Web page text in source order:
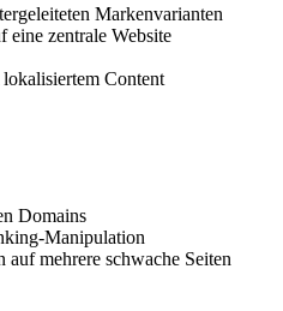
Markenvarianten
eine zentrale Website
Content
Domains
Manipulation
mehrere schwache Seiten